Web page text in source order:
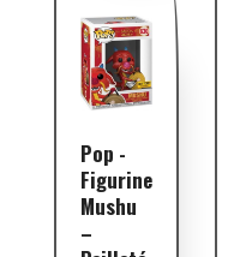
Pop -
Figurine
Mushu
–